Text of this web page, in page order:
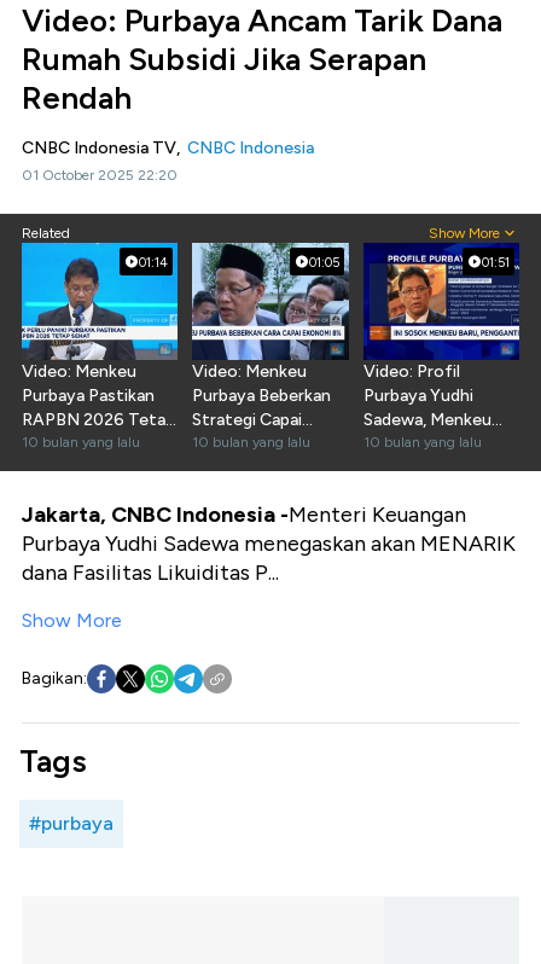
Video: Purbaya Ancam Tarik Dana
Rumah Subsidi Jika Serapan
Rendah
CNBC Indonesia TV, CNBC Indonesia
01 October 2025 22:20
Related Show More
01:14
Video: Menkeu
Purbaya Pastikan
RAPBN 2026 Tetap
Sehat
10 bulan yang lalu
01:05
Video: Menkeu
Purbaya Beberkan
Strategi Capai
Ekonomi 8%
10 bulan yang lalu
01:51
Video: Profil
Purbaya Yudhi
Sadewa, Menkeu
Baru Pengganti Sri
Mulyani
10 bulan yang lalu
Jakarta, CNBC Indonesia -Menteri Keuangan
Purbaya Yudhi Sadewa menegaskan akan MENARIK
dana Fasilitas Likuiditas P...
Show More
Bagikan:
Tags
#purbaya